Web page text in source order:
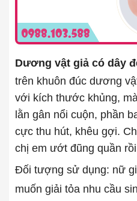
Dương vật giả có dây
trên khuôn đúc dương
với kích thước khủng,
lằn gân nổi cuộn, phần
cực thu hút, khêu gợi.
chị em ướt đũng quần
Đối tượng sử dụng: nữ
muốn giải tỏa nhu cầu